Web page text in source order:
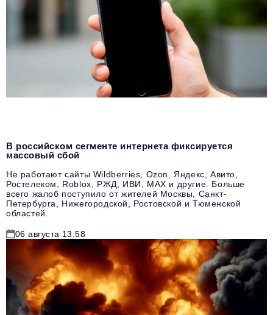
В российском сегменте интернета фиксируется
массовый сбой
Не работают сайты Wildberries, Ozon, Яндекс, Авито,
Ростелеком, Roblox, РЖД, ИВИ, MAX и другие. Больше
всего жалоб поступило от жителей Москвы, Санкт-
Петербурга, Нижегородской, Ростовской и Тюменской
областей.
06 августа 13:58